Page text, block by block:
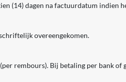
(14) dagen na factuurdatum indien
overeengekomen.
rembours). Bij betaling per bank